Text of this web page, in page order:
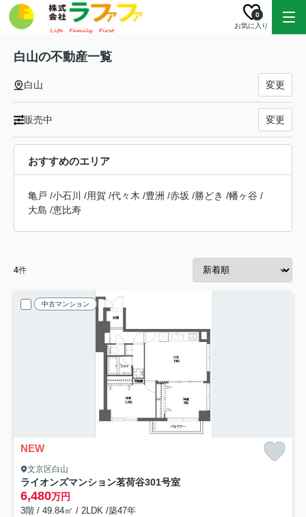
お気に入り
0
白山の不動産一覧
白山 変更
販売中 変更
おすすめのエリア
亀戸 /小石川 /用賀 /代々木 /豊洲 /赤坂 /勝どき /幡ヶ谷 /
大島 /恵比寿
4件
中古マンション
NEW
文京区白山
ライオンズマンション茗荷谷301号室
6,480万円
3階 / 49.84㎡ / 2LDK /築47年